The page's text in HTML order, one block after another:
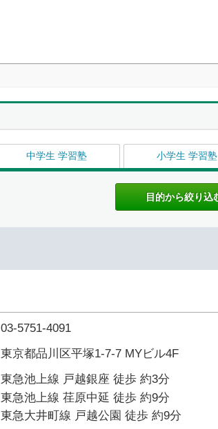
中学生 学習塾 小学生 学習塾
03-5751-4091
東京都品川区平塚1-7-7 MYビル4F
東急池上線 戸越銀座 徒歩 約3分
東急池上線 荏原中延 徒歩 約9分
東急大井町線 戸越公園 徒歩 約9分